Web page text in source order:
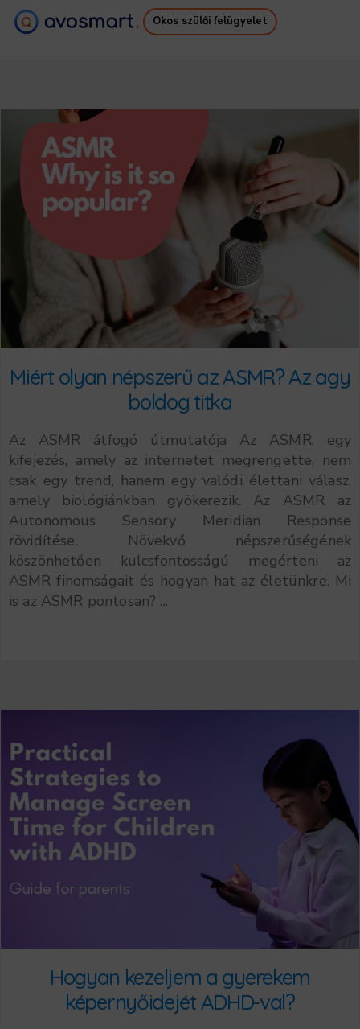
Okos szülői felügyelet
Ingyenes E-könyv
Bejelentkezés
Miért olyan népszerű az ASMR? Az agy
boldog titka
Az ASMR átfogó útmutatója Az ASMR, egy
kifejezés, amely az internetet megrengette, nem
csak egy trend, hanem egy valódi élettani válasz,
amely biológiánkban gyökerezik. Az ASMR az
Autonomous Sensory Meridian Response
rövidítése. Növekvő népszerűségének
köszönhetően kulcsfontosságú megérteni az
ASMR finomságait és hogyan hat az életünkre. Mi
is az ASMR pontosan? ...
Hogyan kezeljem a gyerekem
képernyőidejét ADHD-val?